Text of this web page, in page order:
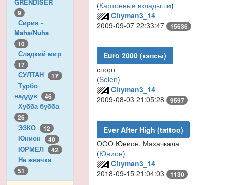
9
Сирия -
Maha/Nuha
10
Сладкий мир
17
СУЛТАН 17
Турбо
наддув
46
Хубба бубба
26
ЭЗКО 12
Юнион 40
ЮРМЕЛ 42
Не жвачка
51
(Картонные вкладыши)
Cityman3_14
2009-09-07 22:33:47 15636
Euro 2000 (кэпсы)
спорт
(Solen)
Cityman3_14
2009-08-03 21:05:28 9597
Ever After High (tattoo)
ООО Юнион, Махачкала
(Юнион)
Cityman3_14
2018-09-15 21:04:03 1130